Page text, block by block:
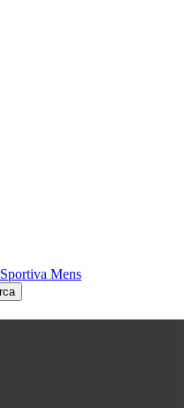
Sportiva Mens